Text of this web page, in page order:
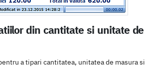
din cantitate si unitate de
a tipari cantitatea, unitatea de masura si